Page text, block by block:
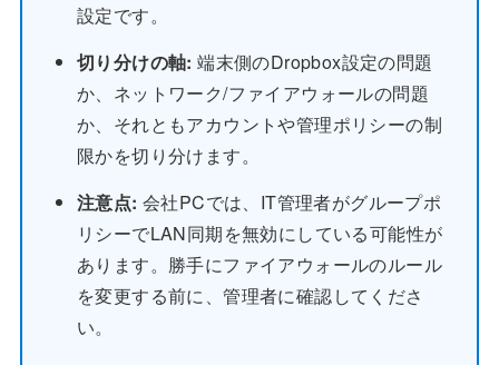
設定です。
切り分けの軸: 端末側のDropbox設定の問題
か、ネットワーク/ファイアウォールの問題
か、それともアカウントや管理ポリシーの制
限かを切り分けます。
注意点: 会社PCでは、IT管理者がグループポ
リシーでLAN同期を無効にしている可能性が
あります。勝手にファイアウォールのルール
を変更する前に、管理者に確認してくださ
い。